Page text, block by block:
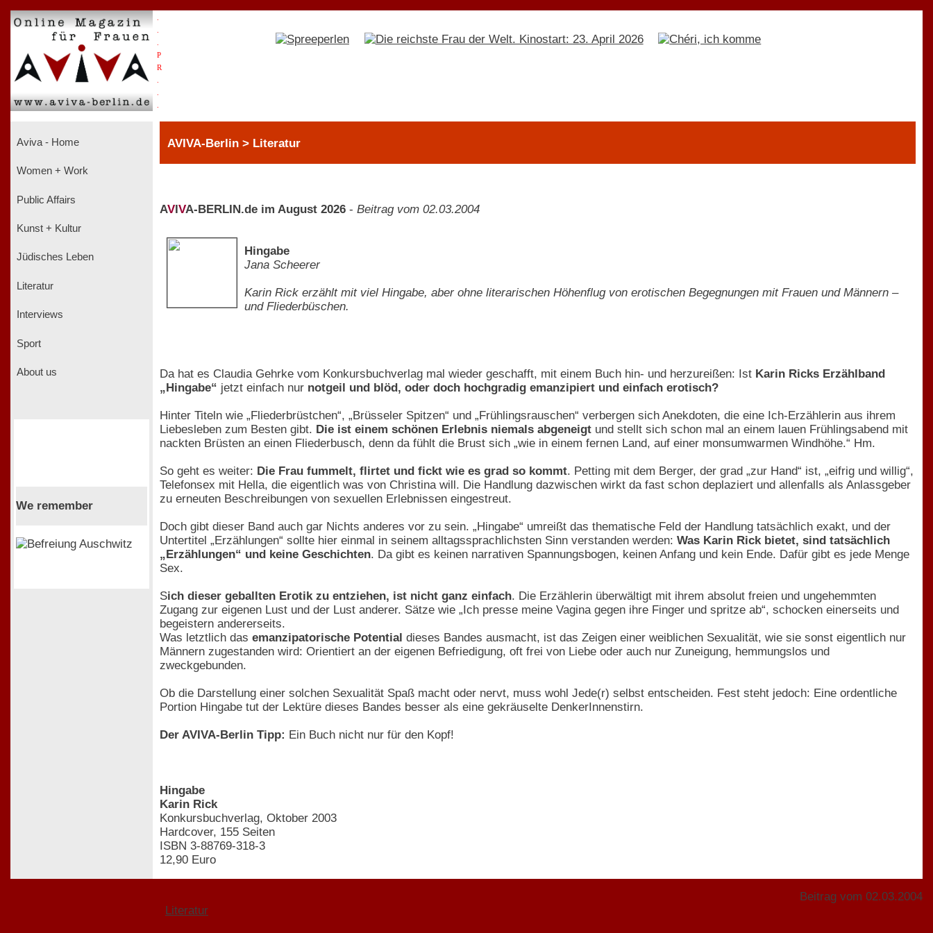
P
R
Aviva - Home
Women + Work
Public Affairs
Kunst + Kultur
Jüdisches Leben
Literatur
Interviews
Sport
About us
We remember
AVIVA-Berlin > Literatur
AV VA-BERLIN.de im August 2026 - Beitrag vom 02.03.2004
Hingabe
Jana Scheerer
Karin Rick erzählt mit viel Hingabe, aber ohne literarischen Höhenflug von erotischen Begegnungen mit Frauen und Männern –
und Fliederbüschen.
Da hat es Claudia Gehrke vom Konkursbuchverlag mal wieder geschafft, mit einem Buch hin- und herzureißen: Ist Karin Ricks Erzählband
„Hingabe“ jetzt einfach nur notgeil und blöd, oder doch hochgradig emanzipiert und einfach erotisch?
Hinter Titeln wie „Fliederbrüstchen“, „Brüsseler Spitzen“ und „Frühlingsrauschen“ verbergen sich Anekdoten, die eine Ich-Erzählerin aus ihrem
Liebesleben zum Besten gibt. Die ist einem schönen Erlebnis niemals abgeneigt und stellt sich schon mal an einem lauen Frühlingsabend mit
nackten Brüsten an einen Fliederbusch, denn da fühlt die Brust sich „wie in einem fernen Land, auf einer monsumwarmen Windhöhe.“ Hm.
So geht es weiter: Die Frau fummelt, flirtet und fickt wie es grad so kommt. Petting mit dem Berger, der grad „zur Hand“ ist, „eifrig und willig“,
Telefonsex mit Hella, die eigentlich was von Christina will. Die Handlung dazwischen wirkt da fast schon deplaziert und allenfalls als Anlassgeber
zu erneuten Beschreibungen von sexuellen Erlebnissen eingestreut.
Doch gibt dieser Band auch gar Nichts anderes vor zu sein. „Hingabe“ umreißt das thematische Feld der Handlung tatsächlich exakt, und der
Untertitel „Erzählungen“ sollte hier einmal in seinem alltagssprachlichsten Sinn verstanden werden: Was Karin Rick bietet, sind tatsächlich
„Erzählungen“ und keine Geschichten. Da gibt es keinen narrativen Spannungsbogen, keinen Anfang und kein Ende. Dafür gibt es jede Menge
Sex.
Sich dieser geballten Erotik zu entziehen, ist nicht ganz einfach. Die Erzählerin überwältigt mit ihrem absolut freien und ungehemmten
Zugang zur eigenen Lust und der Lust anderer. Sätze wie „Ich presse meine Vagina gegen ihre Finger und spritze ab“, schocken einerseits und
begeistern andererseits.
Was letztlich das emanzipatorische Potential dieses Bandes ausmacht, ist das Zeigen einer weiblichen Sexualität, wie sie sonst eigentlich nur
Männern zugestanden wird: Orientiert an der eigenen Befriedigung, oft frei von Liebe oder auch nur Zuneigung, hemmungslos und
zweckgebunden.
Ob die Darstellung einer solchen Sexualität Spaß macht oder nervt, muss wohl Jede(r) selbst entscheiden. Fest steht jedoch: Eine ordentliche
Portion Hingabe tut der Lektüre dieses Bandes besser als eine gekräuselte DenkerInnenstirn.
Der AVIVA-Berlin Tipp: Ein Buch nicht nur für den Kopf!
Hingabe
Karin Rick
Konkursbuchverlag, Oktober 2003
Hardcover, 155 Seiten
ISBN 3-88769-318-3
12,90 Euro
Literatur
Beitrag vom 02.03.2004